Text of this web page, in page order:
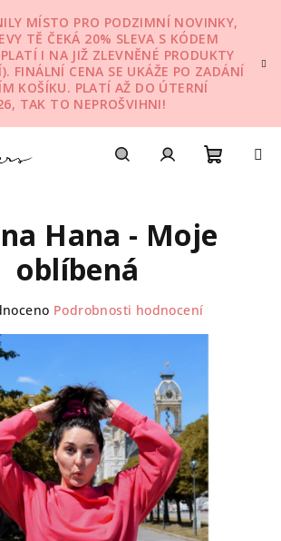
MÍSTO PRO PODZIMNÍ NOVINKY,
TĚ ČEKÁ 20% SLEVA S KÓDEM
I NA JIŽ ZLEVNĚNÉ PRODUKTY
FINÁLNÍ CENA SE UKÁŽE PO ZADÁNÍ
KOŠÍKU. PLATÍ AŽ DO ÚTERNÍ
TAK TO NEPROŠVIHNI!
košík
Hana - Moje
oblíbená
Podrobnosti hodnocení